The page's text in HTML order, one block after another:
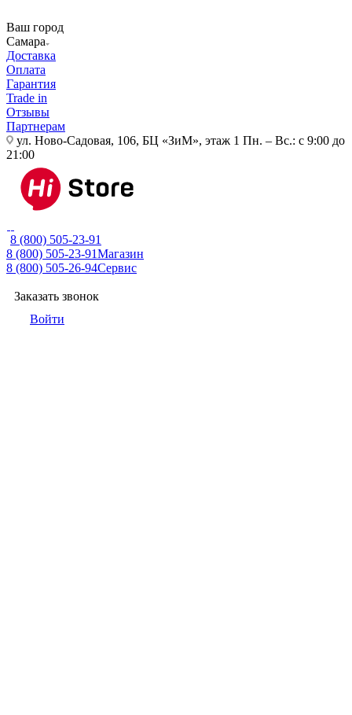
Ваш город
Самара
Доставка
Оплата
Гарантия
Trade in
Отзывы
Партнерам
ул. Ново-Садовая, 106, БЦ «ЗиМ», этаж 1 Пн. – Вс.: с 9:00 до
21:00
8 (800) 505-23-91
8 (800) 505-23-91Магазин
8 (800) 505-26-94Сервис
Заказать звонок
Войти